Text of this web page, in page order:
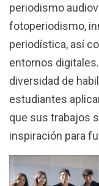
periodismo
fotoperiodismo,
periodística, así
entornos
diversidad de
estudiantes
que sus trabajos
inspiración para